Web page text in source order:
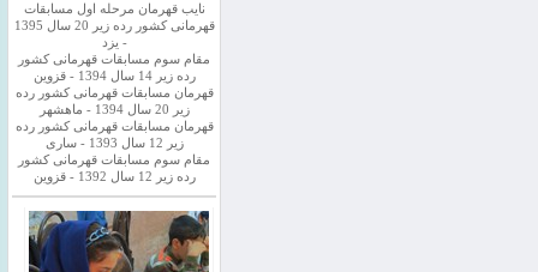
نایب قهرمان مرحله اول مسابقات
قهرمانی کشور رده زیر 20 سال 1395
- یزد
مقام سوم مسابقات قهرمانی کشور
رده زیر 14 سال 1394 - قزوین
قهرمان مسابقات قهرمانی کشور رده
زیر 20 سال 1394 - ماهشهر
قهرمان مسابقات قهرمانی کشور رده
زیر 12 سال 1393 - ساری
مقام سوم مسابقات قهرمانی کشور
رده زیر 12 سال 1392 - قزوین